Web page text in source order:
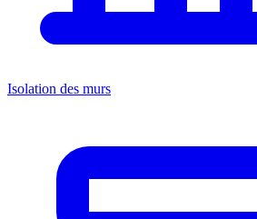
Isolation des murs